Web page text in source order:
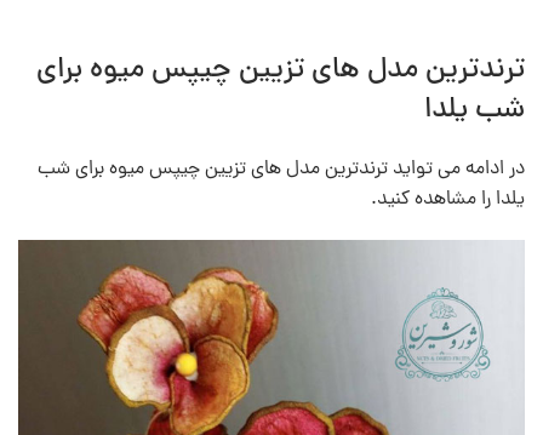
ترندترین مدل های تزیین چیپس میوه برای
شب یلدا
در ادامه می تواید ترندترین مدل های تزیین چیپس میوه برای شب
یلدا را مشاهده کنید.